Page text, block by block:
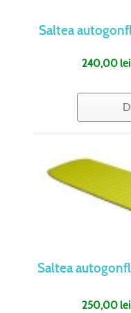
Saltea
240,00 lei
Saltea
250,00 lei